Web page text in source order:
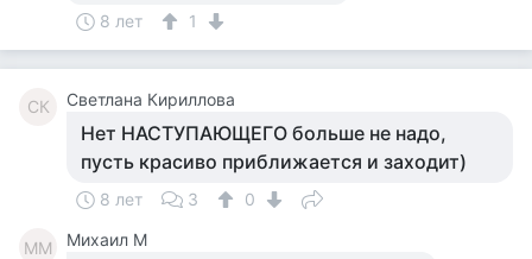
8 лет 1
СК Светлана Кириллова
Нет НАСТУПАЮЩЕГО больше не надо,
пусть красиво приближается и заходит)
8 лет 3 0
ММ Михаил М